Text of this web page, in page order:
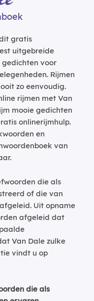
gratis
uitgebreide
gedichten voor
Rijmen
zo eenvoudig.
rijmen met Van
mooie gedichten
onlinerijmhulp.
en
van
die als
of die van
Uit opname
afgeleid dat
Van Dale zulke
vindt u op
die als